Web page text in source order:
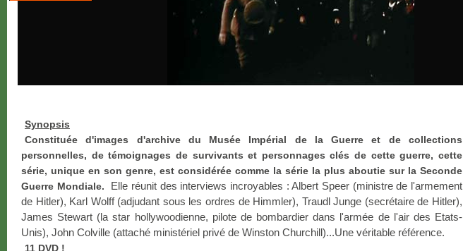
Synopsis
Constituée d'images d'archive du Musée Impérial de la Guerre et de collections
personnelles, de témoignages de survivants et personnages clés de cette guerre, cette
série, unique en son genre, est considérée comme la série la plus aboutie sur la Seconde
Guerre Mondiale.
Elle réunit des interviews incroyables : Albert Speer (ministre de l'armement
de Hitler), Karl Wolff (adjudant sous les ordres de Himmler), Traudl Junge (secrétaire de Hitler),
James Stewart (la star hollywoodienne, pilote de bombardier dans l'armée de l'air des Etats-
Unis), John Colville (attaché ministériel privé de Winston Churchill)...Une véritable référence.
11 DVD !